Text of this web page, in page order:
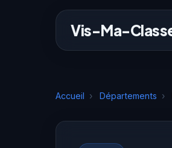
Vis-Ma-
Accueil › Départements ›